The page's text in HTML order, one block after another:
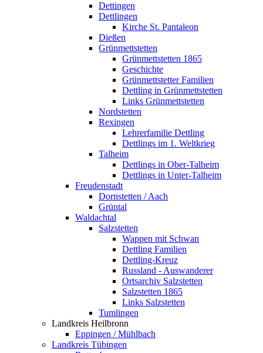
Dettingen
Dettlingen
Kirche St. Pantaleon
Dießen
Grünmettstetten
Grünmettstetten 1865
Geschichte
Grünmettstetter Familien
Dettling in Grünmettstetten
Links Grünmettstetten
Nordstetten
Rexingen
Lehrerfamilie Dettling
Dettlings im 1. Weltkrieg
Talheim
Dettlings in Ober-Talheim
Dettlings in Unter-Talheim
Freudenstadt
Dornstetten / Aach
Grüntal
Waldachtal
Salzstetten
Wappen mit Schwan
Dettling Familien
Dettling-Kreuz
Russland - Auswanderer
Ortsarchiv Salzstetten
Salzstetten 1865
Links Salzstetten
Tumlingen
Landkreis Heilbronn
Eppingen / Mühlbach
Landkreis Tübingen